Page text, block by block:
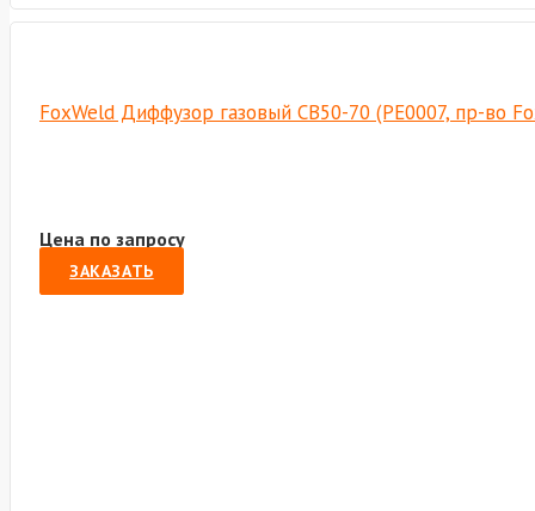
FoxWeld Диффузор газовый СВ50-70 (РЕ0007, пр-во
Цена по запросу
ЗАКАЗАТЬ